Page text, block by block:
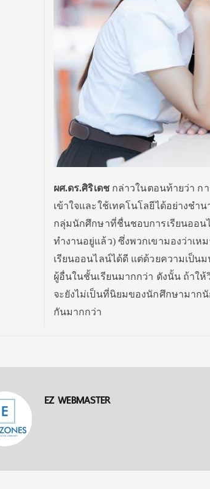
ผศ.ดร.ศิริเดชกล่าวในตอนท้ายว่า ก
เข้าใจและใช้เทคโนโลยีได้อย่างชำ
กลุ่มนักศึกษาที่ชื่นชอบการเรียนออน
ทำงานอยู่แล้ว) ซึ่งพวกเขามองว่าเห
เรียนออนไลน์ได้ดี แต่ด้วยความเป็น
ผู้อื่นในชั้นเรียนมากกว่า ดังนั้น ถ้าใ
จะยังไม่เป็นที่นิยมของนักศึกษามาก
กันมากกว่า
EZ WEBMASTER